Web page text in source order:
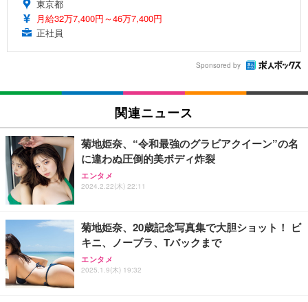
東京都
月給32万7,400円～46万7,400円
正社員
Sponsored by
関連ニュース
菊地姫奈、“令和最強のグラビアクイーン”の名
に違わぬ圧倒的美ボディ炸裂
エンタメ
2024.2.22(木) 22:11
菊地姫奈、20歳記念写真集で大胆ショット！ ビ
キニ、ノーブラ、Tバックまで
エンタメ
2025.1.9(木) 19:32